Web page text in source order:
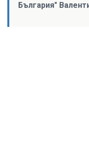
България"